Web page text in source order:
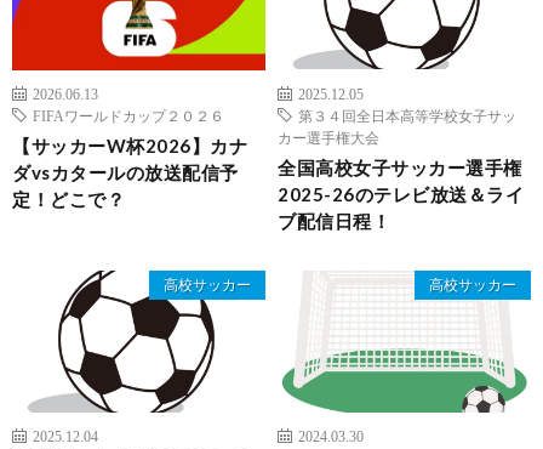
2026.06.13
FIFAワールドカップ２０２６
【サッカーW杯2026】カナ
ダvsカタールの放送配信予
定！どこで？
2025.12.05
第３４回全日本高等学校女子サッ
カー選手権大会
全国高校女子サッカー選手権
2025-26のテレビ放送＆ライ
ブ配信日程！
高校サッカー
2025.12.04
高校サッカー
2024.03.30